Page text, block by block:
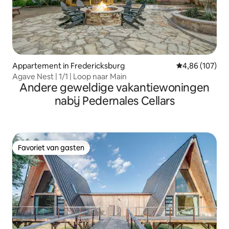
Appartement in Fredericksburg Gemiddelde
4,86 (107)
Agave Nest | 1/1 | Loop naar Main
Andere geweldige vakantiewoningen
nabij Pedernales Cellars
Favoriet van gasten
Favoriet van gasten